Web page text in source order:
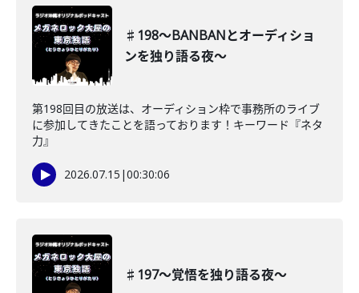
♯198〜BANBANとオーディショ
ンを独り語る夜〜
第198回目の放送は、オーディション枠で事務所のライブ
に参加してきたことを語っております！キーワード『ネタ
力』
2026.07.15 |00:30:06
♯197〜覚悟を独り語る夜〜